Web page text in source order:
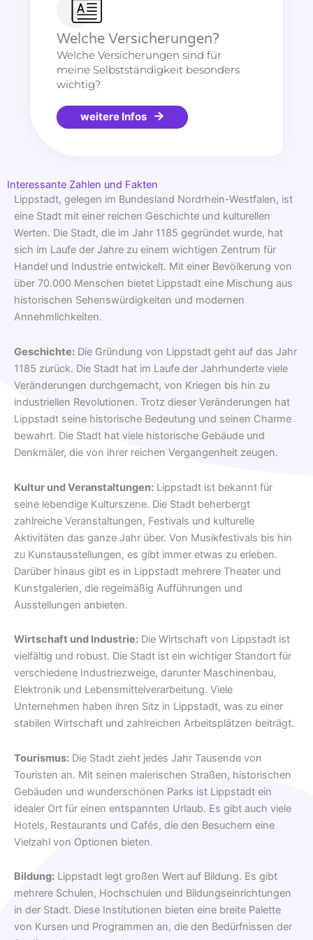
Welche Versicherungen?
Welche Versicherungen sind für
meine Selbstständigkeit besonders
wichtig?
weitere Infos
Interessante Zahlen und Fakten
Lippstadt, gelegen im Bundesland Nordrhein-Westfalen, ist
eine Stadt mit einer reichen Geschichte und kulturellen
Werten. Die Stadt, die im Jahr 1185 gegründet wurde, hat
sich im Laufe der Jahre zu einem wichtigen Zentrum für
Handel und Industrie entwickelt. Mit einer Bevölkerung von
über 70.000 Menschen bietet Lippstadt eine Mischung aus
historischen Sehenswürdigkeiten und modernen
Annehmlichkeiten.
Geschichte: Die Gründung von Lippstadt geht auf das Jahr
1185 zurück. Die Stadt hat im Laufe der Jahrhunderte viele
Veränderungen durchgemacht, von Kriegen bis hin zu
industriellen Revolutionen. Trotz dieser Veränderungen hat
Lippstadt seine historische Bedeutung und seinen Charme
bewahrt. Die Stadt hat viele historische Gebäude und
Denkmäler, die von ihrer reichen Vergangenheit zeugen.
Kultur und Veranstaltungen: Lippstadt ist bekannt für
seine lebendige Kulturszene. Die Stadt beherbergt
zahlreiche Veranstaltungen, Festivals und kulturelle
Aktivitäten das ganze Jahr über. Von Musikfestivals bis hin
zu Kunstausstellungen, es gibt immer etwas zu erleben.
Darüber hinaus gibt es in Lippstadt mehrere Theater und
Kunstgalerien, die regelmäßig Aufführungen und
Ausstellungen anbieten.
Wirtschaft und Industrie: Die Wirtschaft von Lippstadt ist
vielfältig und robust. Die Stadt ist ein wichtiger Standort für
verschiedene Industriezweige, darunter Maschinenbau,
Elektronik und Lebensmittelverarbeitung. Viele
Unternehmen haben ihren Sitz in Lippstadt, was zu einer
stabilen Wirtschaft und zahlreichen Arbeitsplätzen beiträgt.
Tourismus: Die Stadt zieht jedes Jahr Tausende von
Touristen an. Mit seinen malerischen Straßen, historischen
Gebäuden und wunderschönen Parks ist Lippstadt ein
idealer Ort für einen entspannten Urlaub. Es gibt auch viele
Hotels, Restaurants und Cafés, die den Besuchern eine
Vielzahl von Optionen bieten.
Bildung: Lippstadt legt großen Wert auf Bildung. Es gibt
mehrere Schulen, Hochschulen und Bildungseinrichtungen
in der Stadt. Diese Institutionen bieten eine breite Palette
von Kursen und Programmen an, die den Bedürfnissen der